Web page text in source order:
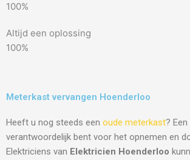
100%
Altijd een oplossing
100%
Meterkast vervangen Hoenderloo
Heeft u nog steeds een oude meterkast?
verantwoordelijk bent voor het opnemen en
Elektriciens van Elektricien Hoenderloo